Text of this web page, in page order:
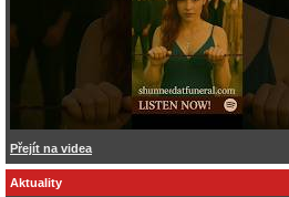
Přejít na videa
Aktuality